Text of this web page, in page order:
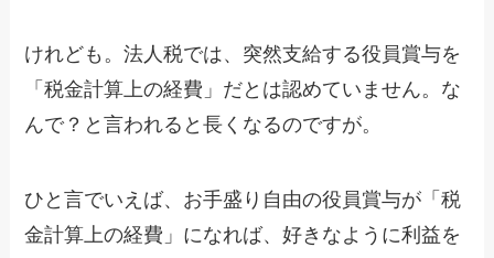
けれども。法人税では、突然支給する役員賞与を
「税金計算上の経費」だとは認めていません。な
んで？と言われると長くなるのですが。
ひと言でいえば、お手盛り自由の役員賞与が「税
金計算上の経費」になれば、好きなように利益を